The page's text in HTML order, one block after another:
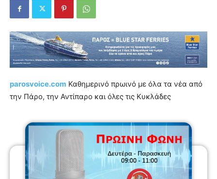
parosvoice.com Καθημερινό πρωινό με όλα τα νέα από
την Πάρο, την Αντίπαρο και όλες τις Κυκλάδες